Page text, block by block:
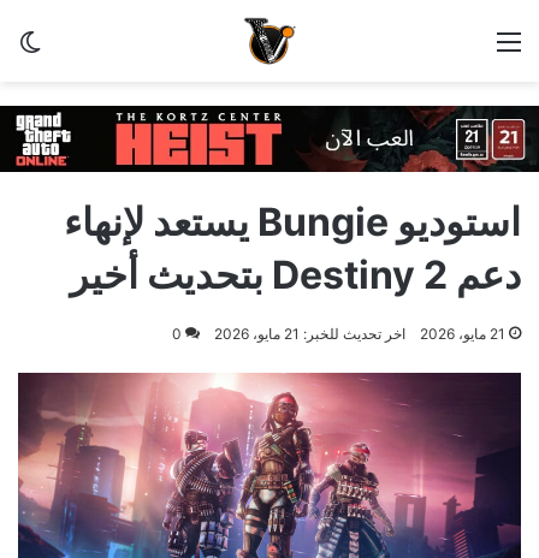
القائمة
استوديو Bungie يستعد لإنهاء
دعم Destiny 2 بتحديث أخير
21 مايو، 2026 اخر تحديث للخبر: 21 مايو، 2026 0